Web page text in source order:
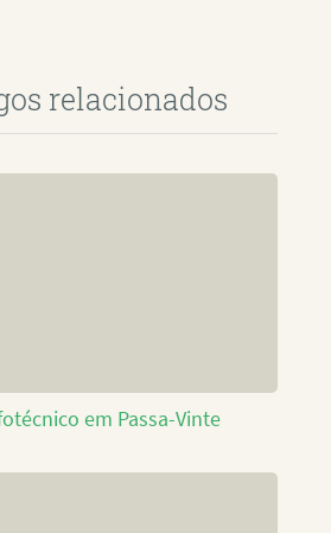
relacionados
em Passa-Vinte